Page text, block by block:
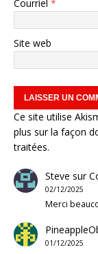
Courriel *
Site web
Ce site utilise
plus sur la façon
traitées.
Steve sur
02/12/2025
Merci
01/12/2025